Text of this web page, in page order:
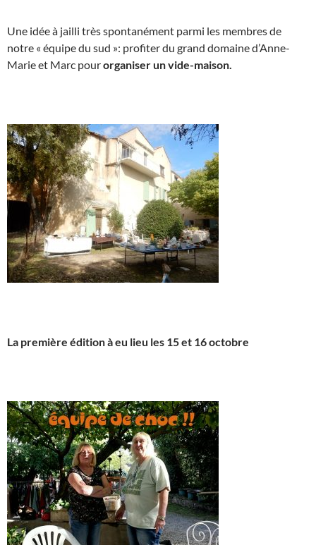
Une idée à jailli très spontanément parmi les membres de
notre « équipe du sud »: profiter du grand domaine d’Anne-
Marie et Marc pourorganiser un vide-maison.
La première édition à eu lieu les 15 et 16 octobre